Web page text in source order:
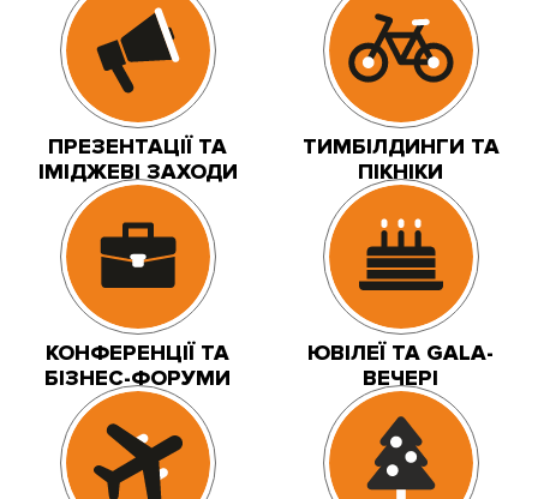
ПРЕЗЕНТАЦІЇ ТА
ІМІДЖЕВІ ЗАХОДИ
ТИМБІЛДИНГИ ТА
ПІКНІКИ
КОНФЕРЕНЦІЇ ТА
БІЗНЕС-ФОРУМИ
ЮВІЛЕЇ ТА GALA-
ВЕЧЕРІ